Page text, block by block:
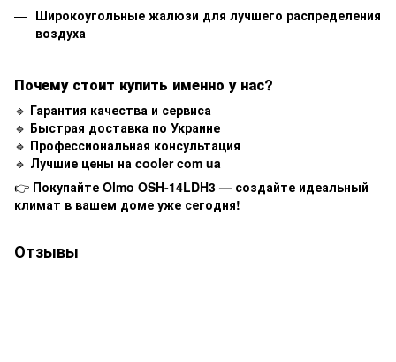
Широкоугольные жалюзи для лучшего распределения
воздуха
Почему стоит купить именно у нас?
🔹 Гарантия качества и сервиса
🔹 Быстрая доставка по Украине
🔹 Профессиональная консультация
🔹 Лучшие цены на cooler com ua
👉 Покупайте Olmo OSH-14LDH3— создайте идеальный
климат в вашем доме уже сегодня!
Отзывы